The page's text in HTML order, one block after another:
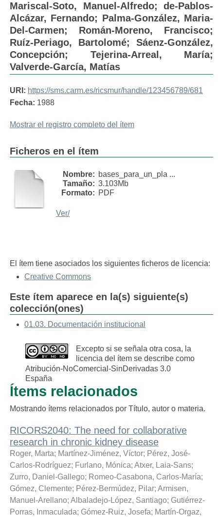
Mariscal-Soto, Manuel-Alfredo; de-Pablos-
Alcázar, Fernando; Palma-González, Maria-
Del-Carmen; Román-Moreno, Francisco;
Ruíz-Periago, Bartolomé; Sáenz-González,
Concepción; Tejerina-Arreal, María;
Valverde-García, Matías
URI: https://sms.carm.es/ricsmur/handle/123456789/681
Fecha: 1988
Mostrar el registro completo del ítem
Ficheros en el ítem
Nombre: bases_para_un_pla ...
Tamaño: 3.103Mb
Formato: PDF
Ver/
El ítem tiene asociados los siguientes ficheros de licencia:
Creative Commons
Este ítem aparece en la(s) siguiente(s)
colección(ones)
01.03. Documentación institucional
Excepto si se señala otra cosa, la
licencia del ítem se describe como
Atribución-NoComercial-SinDerivadas 3.0
España
Ítems relacionados
Mostrando ítems relacionados por Título, autor o materia.
RICORS2040: The need for collaborative
research in chronic kidney disease
Roger, Marta; Martínez-Jiménez, Víctor; Pérez, José-
Carlos-Rodríguez; Furlano, Mónica; Atxer, Laia-Sans;
Zurro, Daniel-Gallego; Romeo-Casabona, Carlos-María;
Gómez, Clemente; Pérez-Bermúdez, Pilar; Armisen,
Manuel-Arellano; Albaladejo-López, Santiago; Gutiérrez-
Porras, Inmaculada; Gómez-Ruiz, Josefa; Martín-Orgaz,